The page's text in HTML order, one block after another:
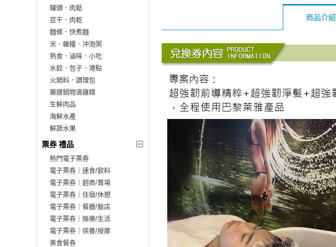
罐頭．肉鬆
豆干．肉乾
麵條．快煮麵
米．雜糧．沖泡粥
熟食．滷味．小吃
水餃．包子．港點
火鍋料．調理包
藥膳鍋物滴雞精
生鮮肉品
海鮮水產
鮮蔬水果
票券 禮品
熱門電子票券
電子票券｜速食/飲料
電子票券｜超商/賣場
電子票券｜住宿/休憩
電子票券｜餐廳/飯店
電子票券｜娛樂/生活
電子票券｜保養/按摩
美食餐券
商品介紹